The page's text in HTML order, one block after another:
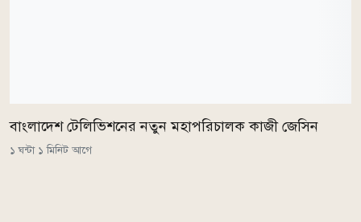
বাংলাদেশ টেলিভিশনের নতুন মহাপরিচালক কাজী জেসিন
১ ঘন্টা ১ মিনিট আগে